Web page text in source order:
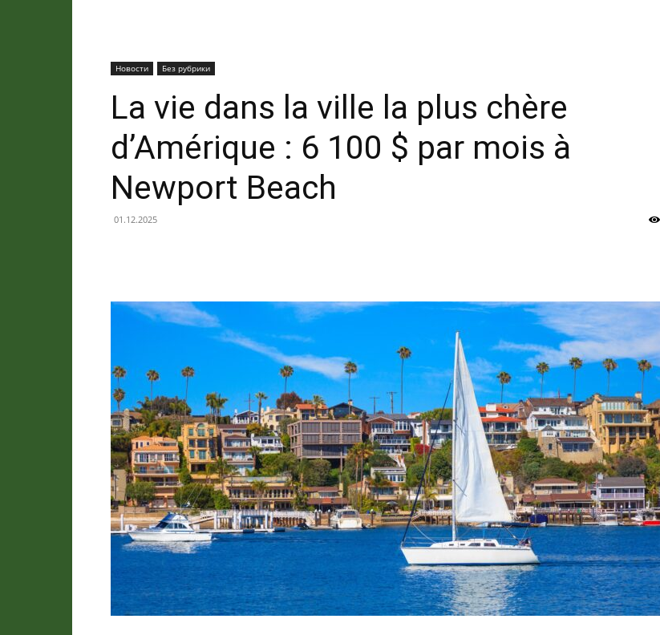
Новости Без рубрики
La vie dans la ville la plus chère
d’Amérique : 6 100 $ par mois à
Newport Beach
01.12.2025